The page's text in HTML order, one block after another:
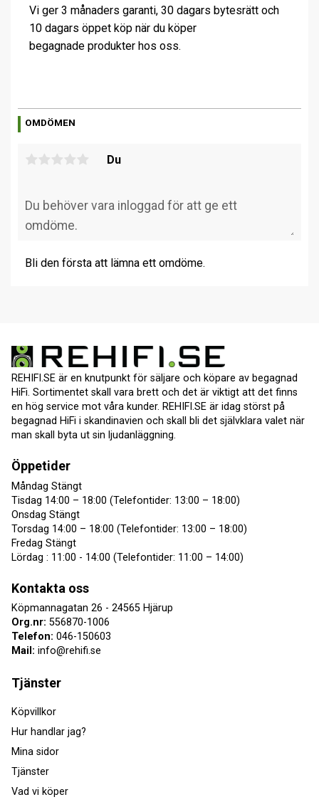
Vi ger 3 månaders garanti, 30 dagars bytesrätt och
10 dagars öppet köp när du köper
begagnade produkter hos oss.
OMDÖMEN
Du
Bli den första att lämna ett omdöme.
REHIFI.SE är en knutpunkt för säljare och köpare av begagnad
HiFi. Sortimentet skall vara brett och det är viktigt att det finns
en hög service mot våra kunder. REHIFI.SE är idag störst på
begagnad HiFi i skandinavien och skall bli det självklara valet när
man skall byta ut sin ljudanläggning.
Öppetider
Måndag Stängt
Tisdag 14:00 – 18:00 (Telefontider: 13:00 – 18:00)
Onsdag Stängt
Torsdag 14:00 – 18:00 (Telefontider: 13:00 – 18:00)
Fredag Stängt
Lördag : 11:00 - 14:00 (Telefontider: 11:00 – 14:00)
Kontakta oss
Köpmannagatan 26 - 24565 Hjärup
Org.nr: 556870-1006
Telefon: 046-150603
Mail: info@rehifi.se
Tjänster
Köpvillkor
Hur handlar jag?
Mina sidor
Tjänster
Vad vi köper